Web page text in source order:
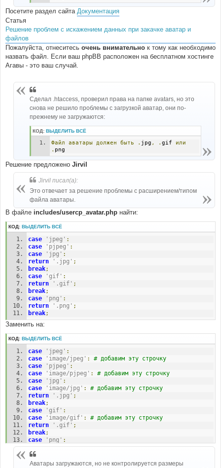
Посетите раздел сайта Документация
Статья
Решение проблем с искажением данных при закачке аватар и
файлов
Пожалуйста, отнеситесь очень внимательно к тому как необходимо
назвать файл. Если ваш phpBB расположен на бесплатном хостинге
Агавы - это ваш случай.
Сделал .htaccess, проверил права на папке avatars, но это
снова не решило проблемы с загрузкой аватар, они по-
прежнему не загружаются:
КОД: ВЫДЕЛИТЬ ВСЁ
Файл аватары должен быть . jpg , .gif или
. png
Решение предложено Jirvil
Jirvil писал(а):
Это отвечает за решение проблемы с расширением/типом
файла аватары.
В файле includes/usercp_avatar.php найти:
КОД: ВЫДЕЛИТЬ ВСЁ
case 'jpeg' :
case
'pjpeg' :
case
'jpg' :
return
'.jpg' ;
break;
case
'gif' :
return
'.gif' ;
break;
case
'png' :
return
'.png' ;
break;
Заменить на:
КОД: ВЫДЕЛИТЬ ВСЁ
case 'jpeg' :
case
'image/jpeg' :
# добавим эту строчку
case
'pjpeg' :
case
'image/pjpeg' :
# добавим эту строчку
case
'jpg' :
case
'image/jpg' :
# добавим эту строчку
return
'.jpg' ;
break;
case
'gif' :
case
'image/gif' :
# добавим эту строчку
return
'.gif' ;
break;
case
'png' :
case 'image/png': # добавим эту строчку
return
break;
Аватары загружаются, но не контролируется размеры